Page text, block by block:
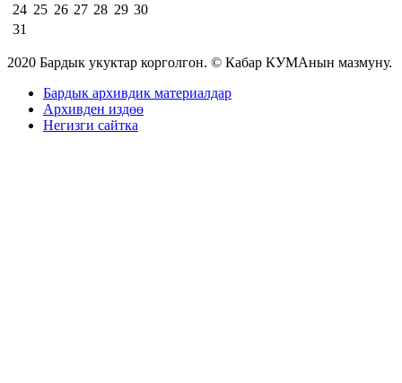
24 25 26 27 28 29 30
31
2020 Бардык укуктар корголгон. © Кабар КУМАнын мазмуну.
Бардык архивдик материалдар
Архивден издөө
Негизги сайтка